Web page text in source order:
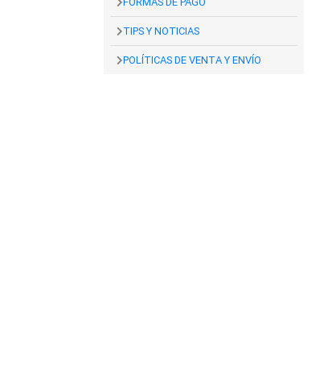
TIPS Y NOTICIAS
POLÍTICAS DE VENTA Y ENVÍO